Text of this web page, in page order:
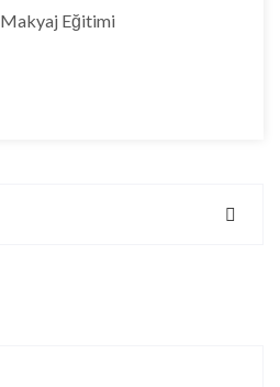
Makyaj Eğitimi